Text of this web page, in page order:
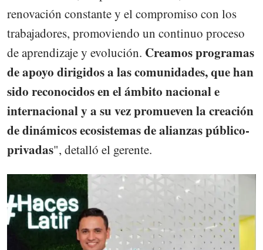
renovación constante y el compromiso con los
trabajadores, promoviendo un continuo proceso
de aprendizaje y evolución. Creamos programas
de apoyo dirigidos a las comunidades, que han
sido reconocidos en el ámbito nacional e
internacional y a su vez promueven la creación
de dinámicos ecosistemas de alianzas público-
privadas", detalló el gerente.